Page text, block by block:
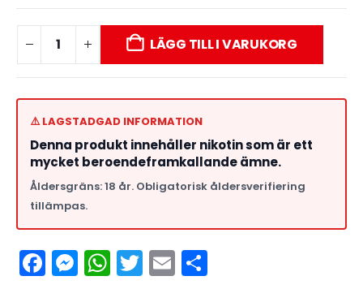
LÄGG TILL I VARUKORG
⚠️ LAGSTADGAD INFORMATION
Denna produkt innehåller nikotin som är ett
mycket beroendeframkallande ämne.
Åldersgräns: 18 år. Obligatorisk åldersverifiering
tillämpas.
Facebook
Messenger
WhatsApp
Twitter
Email